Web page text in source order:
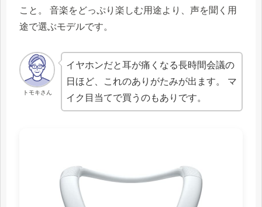
こと。 音楽をどっぷり楽しむ用途より、声を聞く用
途で選ぶモデルです。
トモキさん
イヤホンだと耳が痛くなる長時間会議の
日ほど、これのありがたみが出ます。 マ
イク目当てで買うのもありです。